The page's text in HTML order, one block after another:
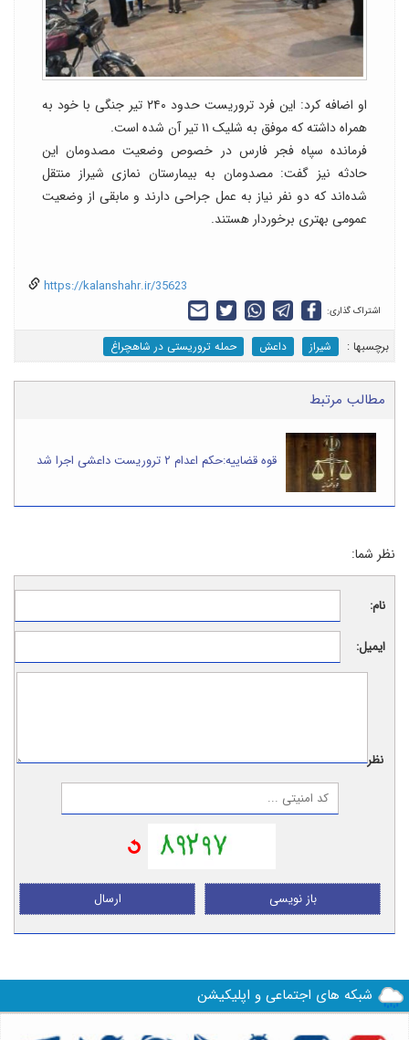
او اضافه کرد: این فرد تروریست حدود ۲۴۰ تیر جنگی با خود به
همراه داشته که موفق به شلیک ۱۱ تیر آن شده است.
فرمانده سپاه فجر فارس در خصوص وضعیت مصدومان این
حادثه نیز گفت: مصدومان به بیمارستان نمازی شیراز منتقل
شده‌اند که دو نفر نیاز به عمل جراحی دارند و مابقی از وضعیت
عمومی بهتری برخوردار هستند.
https://kalanshahr.ir/35623
اشتراک گذاری:
برچسب‎ها : شیراز داعش حمله تروریستی در شاهچراغ
مطالب مرتبط
قوه قضاییه:حکم اعدام ۲ تروریست داعشی اجرا شد
نظر شما:
نام:
ایمیل:
نظر:
ارسال باز نویسی
شبکه های اجتماعی و اپلیکیشن